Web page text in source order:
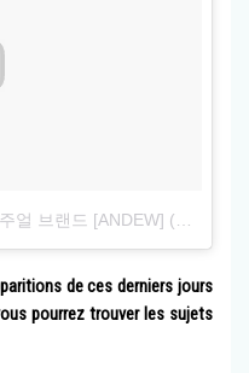
Une publication partagée par 캐주얼 브랜드 [ANDEW] (@andew.official)
de ces derniers jours
pourrez trouver les sujets